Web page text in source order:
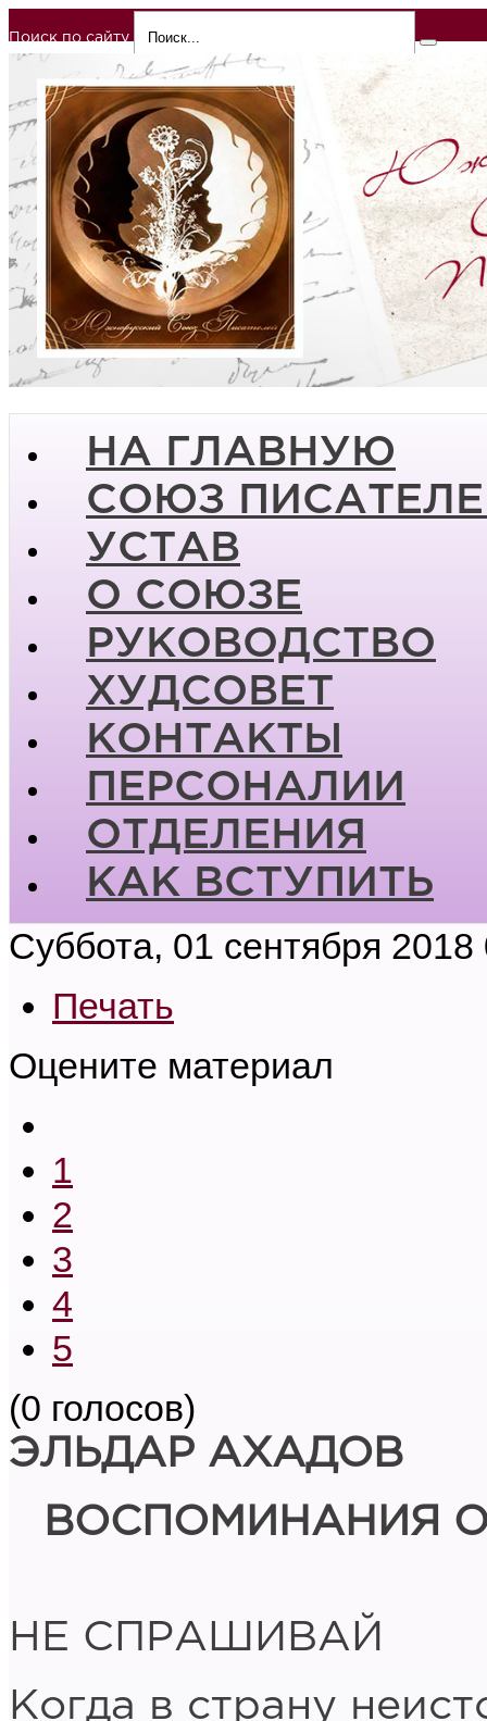
Поиск по сайту
НА ГЛАВНУЮ
СОЮЗ
УСТАВ
О СОЮЗЕ
РУКОВОДСТВО
ХУДСОВЕТ
КОНТАКТЫ
ПЕРСОНАЛИИ
ОТДЕЛЕНИЯ
КАК ВСТУПИТЬ
Суббота, 01 сентября 2018
Печать
Оцените материал
1
2
3
4
5
(0 голосов)
ЭЛЬДАР АХАДОВ
ВОСПОМИНАНИЯ
НЕ СПРАШИВАЙ
Когда в страну